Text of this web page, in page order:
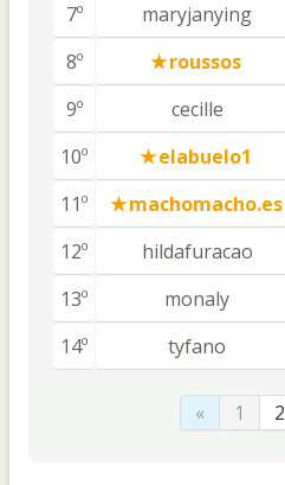
7º maryjanying
8º
roussos
9º
cecille
10º
elabuelo1
11º
machomacho.es
12º
hildafuracao
13º
monaly
14º
tyfano
« 1 2